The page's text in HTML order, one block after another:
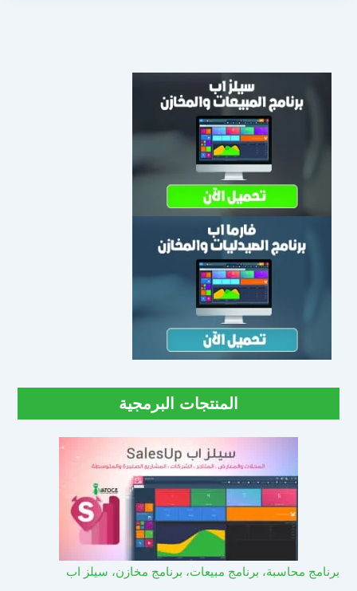
المنتجات البرمجية
برنامج محاسبة، برنامج مبيعات، برنامج مخازن، سيلز اب